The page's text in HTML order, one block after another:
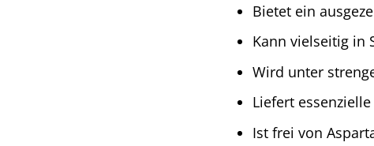
Bietet ein
Kann vielseitig in
Wird unter
Liefert
Ist frei von